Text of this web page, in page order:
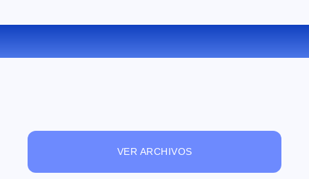
CONVERTIR LRF A TCR ONLINE
VER ARCHIVOS